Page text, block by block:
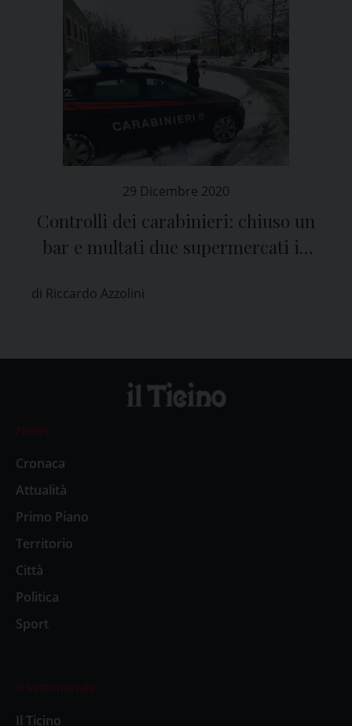
29 Dicembre 2020
Controlli dei carabinieri: chiuso un
bar e multati due supermercati in
di Riccardo Azzolini
News
Cronaca
Attualità
Primo Piano
Territorio
Città
Politica
Sport
Il settimanale
Il Ticino